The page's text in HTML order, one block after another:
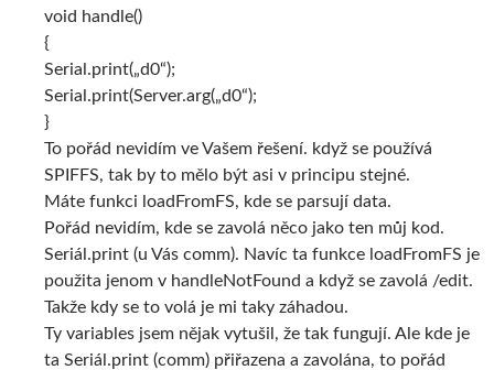
void handle()
{
Serial.print(„d0“);
Serial.print(Server.arg(„d0“);
}
To pořád nevidím ve Vašem řešení. když se používá
SPIFFS, tak by to mělo být asi v principu stejné.
Máte funkci loadFromFS, kde se parsují data.
Pořád nevidím, kde se zavolá něco jako ten můj kod.
Seriál.print (u Vás comm). Navíc ta funkce loadFromFS je
použita jenom v handleNotFound a když se zavolá /edit.
Takže kdy se to volá je mi taky záhadou.
Ty variables jsem nějak vytušil, že tak fungují. Ale kde je
ta Seriál.print (comm) přiřazena a zavolána, to pořád